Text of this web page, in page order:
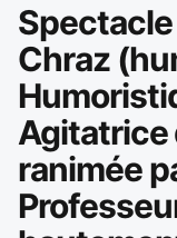
Chraz
Agitatrice
ranimée